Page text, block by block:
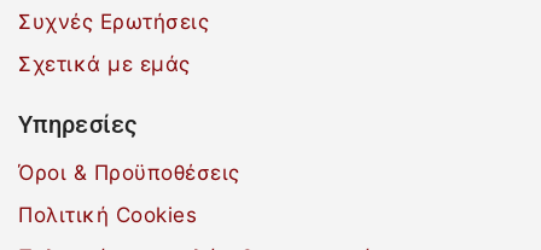
Συχνές Ερωτήσεις
Σχετικά με εμάς
Υπηρεσίες
Όροι & Προϋποθέσεις
Πολιτική Cookies